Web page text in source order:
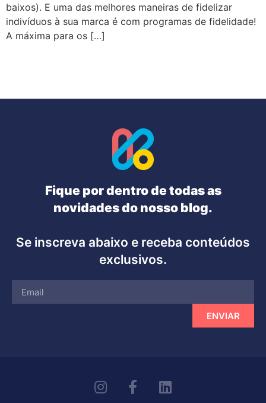
baixos). E uma das melhores maneiras de fidelizar
indivíduos à sua marca é com programas de fidelidade!
A máxima para os […]
Fique por dentro de todas as
novidades do nosso blog.
Se inscreva abaixo e receba conteúdos
exclusivos.
ENVIAR